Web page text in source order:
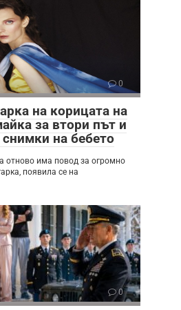
0
на корицата на
за втори път и
на бебето
отново има повод за огромно
появила се на
0